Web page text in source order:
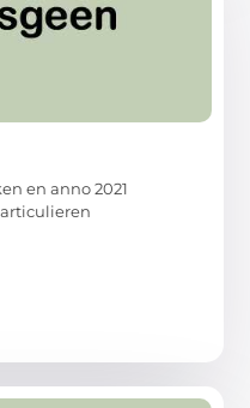
en anno 2021